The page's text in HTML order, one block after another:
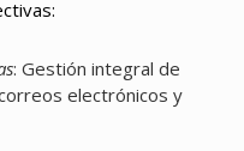
: Gestión integral de
electrónicos y